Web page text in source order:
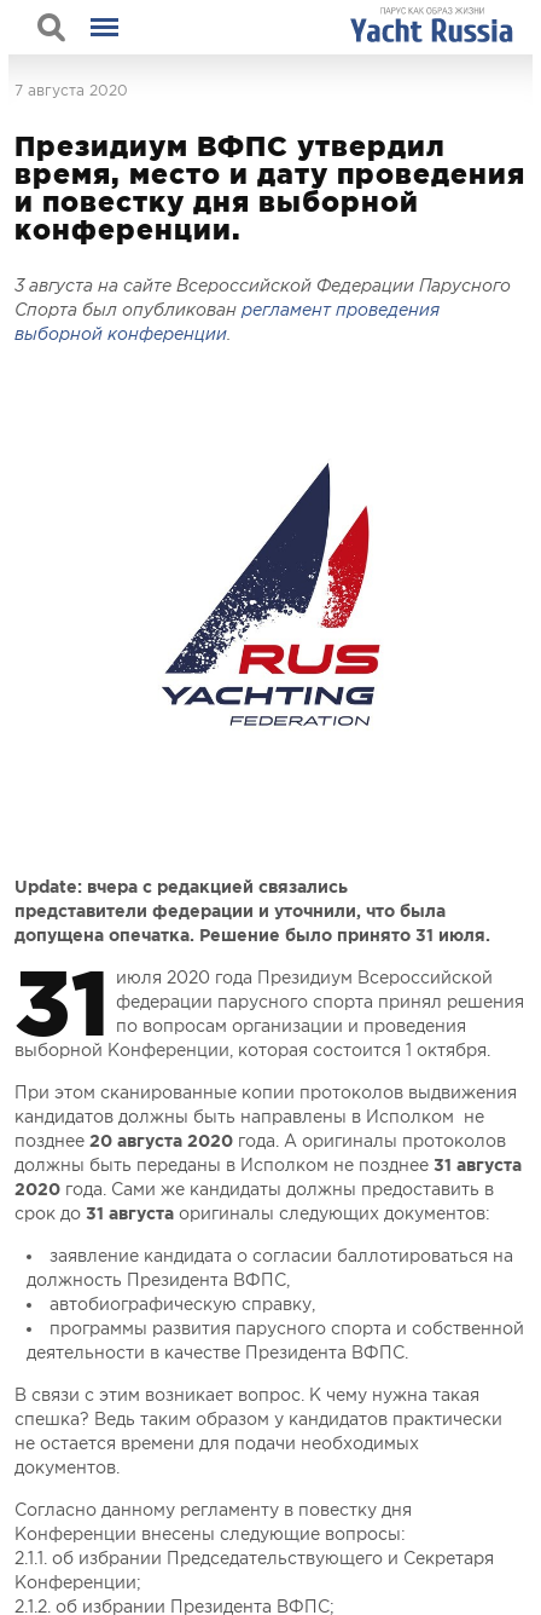
7 августа 2020
Президиум ВФПС утвердил
время, место и дату проведения
и повестку дня выборной
конференции.
3 августа на сайте Всероссийской Федерации Парусного
Спорта был опубликован регламент проведения
выборной конференции
Update: вчера с редакцией связались
представители федерации и уточнили, что была
допущена опечатка. Решение было принято 31 июля.
31
июля 2020 года Президиум Всероссийской
федерации парусного спорта принял решения
по вопросам организации и проведения
выборной Конференции, которая состоится 1 октября.
При этом сканированные копии протоколов выдвижения
кандидатов должны быть направлены в Исполком не
позднее 20 августа 2020 года. А оригиналы протоколов
должны быть переданы в Исполком не позднее 31 августа
2020 года. Сами же кандидаты должны предоставить в
срок до 31 августа оригиналы следующих документов:
заявление кандидата о согласии баллотироваться на
должность Президента ВФПС,
автобиографическую справку,
программы развития парусного спорта и собственной
деятельности в качестве Президента ВФПС.
В связи с этим возникает вопрос. К чему нужна такая
спешка? Ведь таким образом у кандидатов практически
не остается времени для подачи необходимых
документов.
Согласно данному регламенту в повестку дня
Конференции внесены следующие вопросы:
2.1.1. об избрании Председательствующего и Секретаря
Конференции;
2.1.2. об избрании Президента ВФПС;